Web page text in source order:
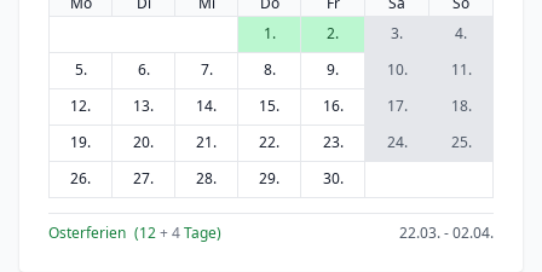
1.
2. 3.
4.
5.
6. 7. 8. 9. 10.
11.
12.
13. 14. 15. 16. 17.
18.
19.
20. 21. 22. 23. 24.
25.
26.
27. 28. 29. 30.
Osterferien (12+ 4Tage) 22.03. - 02.04.